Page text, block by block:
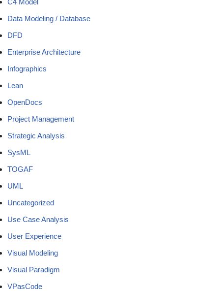
Data Modeling / Database
DFD
Enterprise Architecture
Infographics
Lean
OpenDocs
Project Management
Strategic Analysis
SysML
TOGAF
UML
Uncategorized
Use Case Analysis
User Experience
Visual Modeling
Visual Paradigm
VPasCode